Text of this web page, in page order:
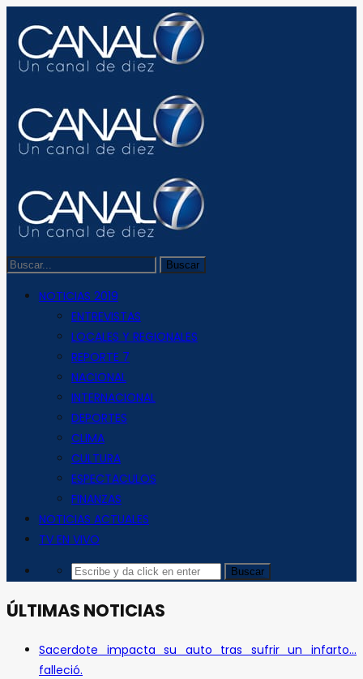
NOTICIAS 2019
ENTREVISTAS
LOCALES Y REGIONALES
REPORTE 7
NACIONAL
INTERNACIONAL
DEPORTES
CLIMA
CULTURA
ESPECTACULOS
FINANZAS
NOTICIAS ACTUALES
TV EN VIVO
ÚLTIMAS NOTICIAS
Sacerdote impacta su auto tras sufrir un infarto…
falleció.